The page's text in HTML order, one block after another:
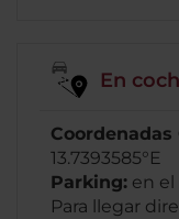
En
Coordenadas
13.7393585°E
Parking: en el
Para llegar